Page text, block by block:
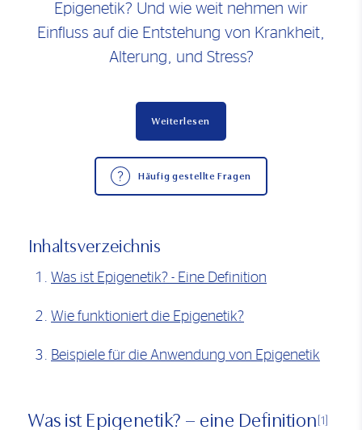
Epigenetik? Und wie weit nehmen wir
Einfluss auf die Entstehung von Krankheit,
Alterung, und Stress?
Weiterlesen
Häufig gestellte Fragen
Inhaltsverzeichnis
Was ist Epigenetik? - Eine Definition
Wie funktioniert die Epigenetik?
Beispiele für die Anwendung von Epigenetik
Was ist Epigenetik? – eine Definition[1]